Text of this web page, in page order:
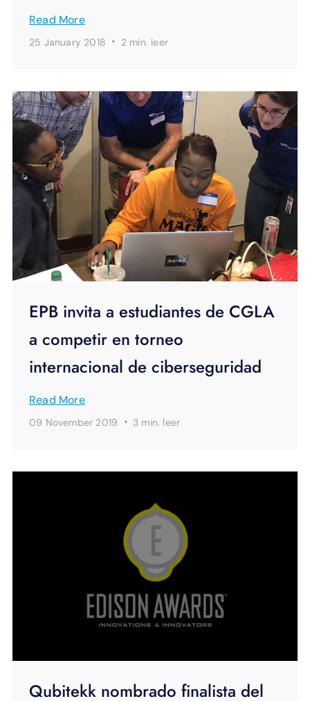
Read More
25 January 2018 · 2 min. leer
EPB invita a estudiantes de CGLA
a competir en torneo
internacional de ciberseguridad
Read More
09 November 2019 · 3 min. leer
Qubitekk nombrado finalista del